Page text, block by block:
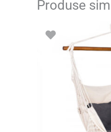
Produse